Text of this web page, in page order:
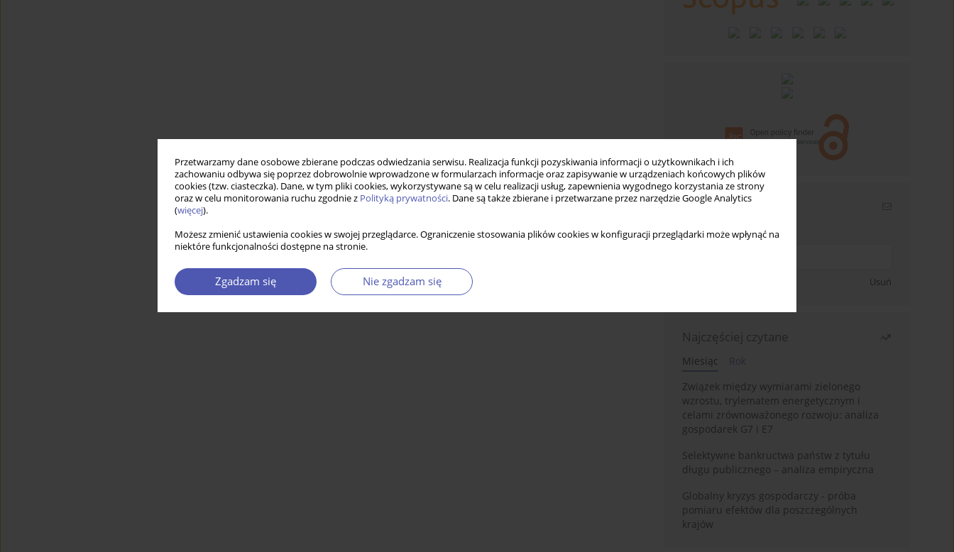
Przetwarzamy dane osobowe zbierane podczas odwiedzania serwisu. Realizacja funkcji pozyskiwania informacji o użytkownikach i ich
zachowaniu odbywa się poprzez dobrowolnie wprowadzone w formularzach informacje oraz zapisywanie w urządzeniach końcowych plików
cookies (tzw. ciasteczka). Dane, w tym pliki cookies, wykorzystywane są w celu realizacji usług, zapewnienia wygodnego korzystania ze strony
oraz w celu monitorowania ruchu zgodnie z Polityką prywatności. Dane są także zbierane i przetwarzane przez narzędzie Google Analytics
(więcej).
Możesz zmienić ustawienia cookies w swojej przeglądarce. Ograniczenie stosowania plików cookies w konfiguracji przeglądarki może wpłynąć na
niektóre funkcjonalności dostępne na stronie.
Zgadzam się Nie zgadzam się
Newsletter
Wpisz swój adres email
Usuń
Najczęściej czytane
Miesiąc
Związek między wymiarami zielonego
wzrostu, trylematem energetycznym i
celami zrównoważonego rozwoju: analiza
gospodarek G7 i E7
Selektywne bankructwa państw z tytułu
długu publicznego – analiza empiryczna
Globalny kryzys gospodarczy - próba
pomiaru efektów dla poszczególnych
krajów